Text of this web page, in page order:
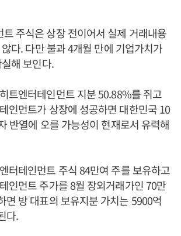
주식은 상장 전이어서 실제 거래내용
다. 다만 불과 4개월 만에 기업가치가
해 보인다.
트엔터테인먼트 지분 50.88%를 쥐고
인먼트가 상장에 성공하면 대한민국 10
반열에 오를 가능성이 현재로서 유력해
터테인먼트 주식 84만여 주를 보유하고
인먼트 주가를 8월 장외거래가인 70만
면 방 대표의 보유지분 가치는 5900억
다.